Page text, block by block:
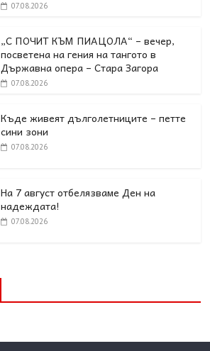
07.08.2026
„С ПОЧИТ КЪМ ПИАЦОЛА“ – вечер,
посветена на гения на тангото в
Държавна опера – Стара Загора
07.08.2026
Къде живеят дълголетниците – петте
сини зони
07.08.2026
На 7 август отбелязваме Ден на
надеждата!
07.08.2026